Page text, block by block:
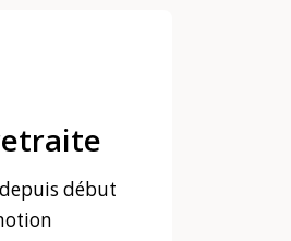
début